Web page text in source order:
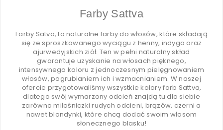
Farby Sattva
Farby Satva, to naturalne farby do włosów, które składają
się ze sproszkowanego wyciągu z henny, indygo oraz
ajurwedyjskich ziół. Ten w pełni naturalny skład
gwarantuje uzyskanie na włosach pięknego,
intensywnego koloru z jednoczesnym pielęgnowaniem
włosów, pogrubianiem ich i wzmacnianiem. W naszej
ofercie przygotowaliśmy wszystkie kolory farb Sattva,
dlatego swój wymarzony odcień znajdą tu dla siebie
zarówno miłośniczki rudych odcieni, brązów, czerni a
nawet blondynki, które chcą dodać swoim włosom
słonecznego blasku!